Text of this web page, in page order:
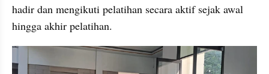
hadir dan mengikuti pelatihan secara aktif sejak awal
hingga akhir pelatihan.